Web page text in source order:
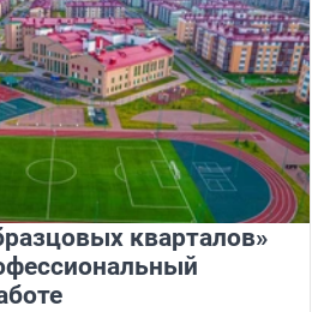
кварталов»